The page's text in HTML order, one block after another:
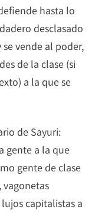
hasta lo
desclasado
vende al poder,
de la clase (si
a la que se
de Sayuri:
gente a la que
gente de clase
capitalistas a